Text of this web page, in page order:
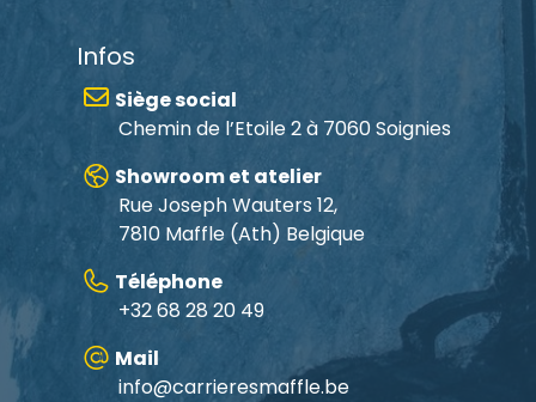
Infos
Siège social
Chemin de l’Etoile 2 à 7060 Soignies
Showroom et atelier
Rue Joseph Wauters 12,
7810 Maffle (Ath) Belgique
Téléphone
+32 68 28 20 49
Mail
info@carrieresmaffle.be